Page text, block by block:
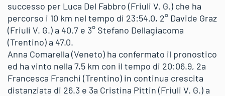
successo per Luca Del Fabbro (Friuli V. G.) che ha
percorso i 10 km nel tempo di 23:54.0, 2° Davide Graz
(Friuli V. G.) a 40.7 e 3° Stefano Dellagiacoma
(Trentino) a 47.0.
Anna Comarella (Veneto) ha confermato il pronostico
ed ha vinto nella 7,5 km con il tempo di 20:06.9, 2a
Francesca Franchi (Trentino) in continua crescita
distanziata di 26.3 e 3a Cristina Pittin (Friuli V. G.) a